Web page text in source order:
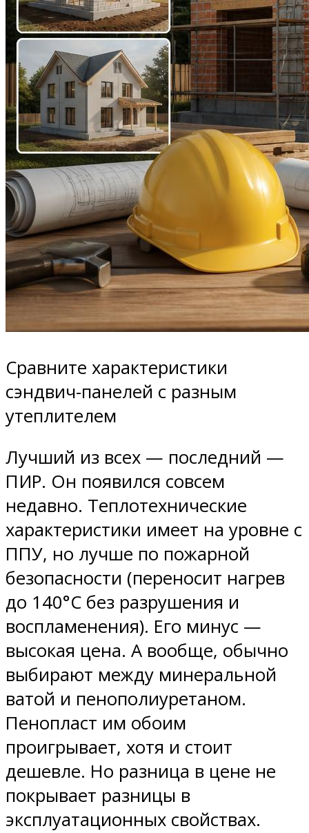
Сравните характеристики
сэндвич-панелей с разным
утеплителем
Лучший из всех — последний —
ПИР. Он появился совсем
недавно. Теплотехнические
характеристики имеет на уровне с
ППУ, но лучше по пожарной
безопасности (переносит нагрев
до 140°C без разрушения и
воспламенения). Его минус —
высокая цена. А вообще, обычно
выбирают между минеральной
ватой и пенополиуретаном.
Пенопласт им обоим
проигрывает, хотя и стоит
дешевле. Но разница в цене не
покрывает разницы в
эксплуатационных свойствах.